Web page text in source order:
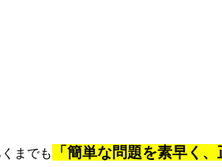
までも
「簡単な問題を素早く、